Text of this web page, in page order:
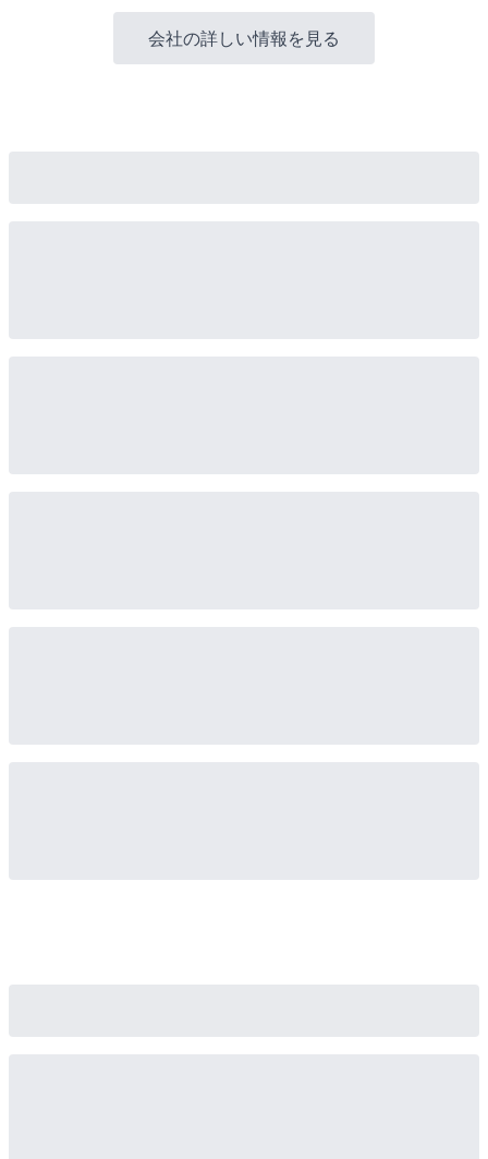
会社の詳しい情報を見る